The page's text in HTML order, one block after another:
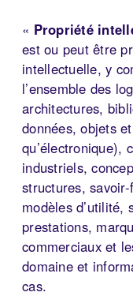
« Propriété
est ou peut être
intellectuelle, y
l’ensemble des
architectures,
données, objets
qu’électronique),
industriels,
structures,
modèles d’utilité,
prestations,
commerciaux et
domaine et
cas.